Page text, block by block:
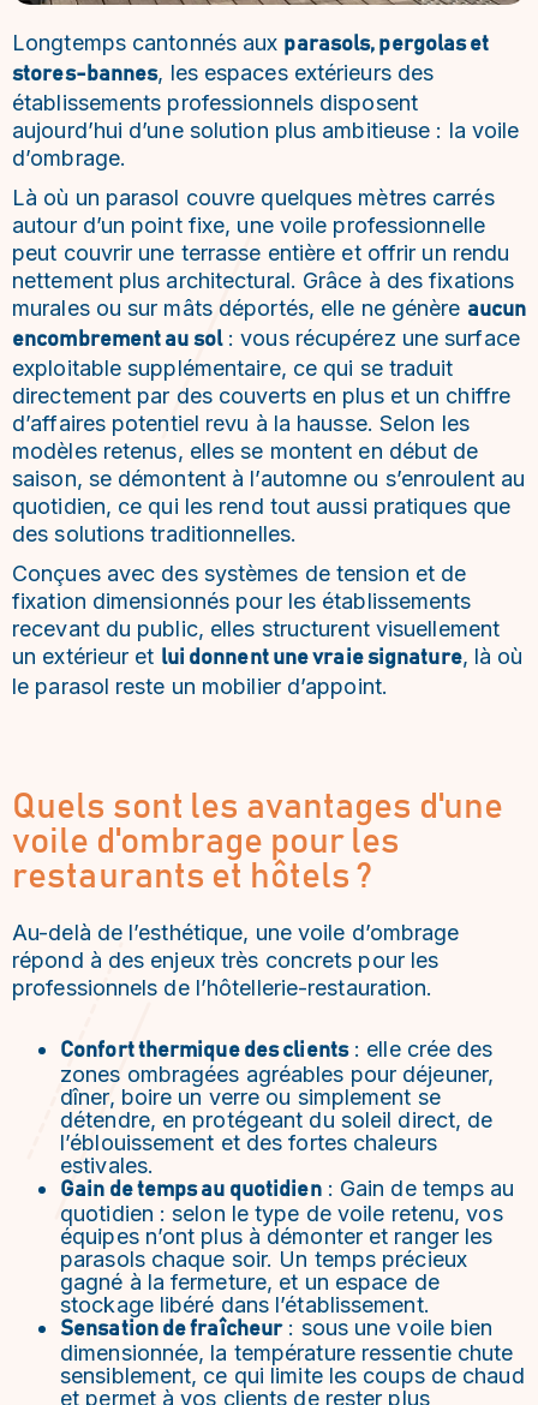
Longtemps cantonnés aux parasols, pergolas et
stores-bannes, les espaces extérieurs des
établissements professionnels disposent
aujourd’hui d’une solution plus ambitieuse : la voile
d’ombrage.
Là où un parasol couvre quelques mètres carrés
autour d’un point fixe, une voile professionnelle
peut couvrir une terrasse entière et offrir un rendu
nettement plus architectural. Grâce à des fixations
murales ou sur mâts déportés, elle ne génère aucun
encombrement au sol: vous récupérez une surface
exploitable supplémentaire, ce qui se traduit
directement par des couverts en plus et un chiffre
d’affaires potentiel revu à la hausse. Selon les
modèles retenus, elles se montent en début de
saison, se démontent à l’automne ou s’enroulent au
quotidien, ce qui les rend tout aussi pratiques que
des solutions traditionnelles.
Conçues avec des systèmes de tension et de
fixation dimensionnés pour les établissements
recevant du public, elles structurent visuellement
un extérieur et lui donnent une vraie signature, là où
le parasol reste un mobilier d’appoint.
Quels sont les avantages d'une
voile d'ombrage pour les
restaurants et hôtels ?
Au-delà de l’esthétique, une voile d’ombrage
répond à des enjeux très concrets pour les
professionnels de l’hôtellerie-restauration.
Confort thermique des clients: elle crée des
zones ombragées agréables pour déjeuner,
dîner, boire un verre ou simplement se
détendre, en protégeant du soleil direct, de
l’éblouissement et des fortes chaleurs
estivales.
Gain de temps au quotidien: Gain de temps au
quotidien : selon le type de voile retenu, vos
équipes n’ont plus à démonter et ranger les
parasols chaque soir. Un temps précieux
gagné à la fermeture, et un espace de
stockage libéré dans l’établissement.
Sensation de fraîcheur: sous une voile bien
dimensionnée, la température ressentie chute
sensiblement, ce qui limite les coups de chaud
et permet à vos clients de rester plus